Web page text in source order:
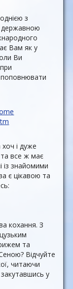
з
державною
Вам як у
Ви
і дуже
та все ж має
із знайомими
є цікавою та
кохання. З
та
Відчуйте
читаючи
у